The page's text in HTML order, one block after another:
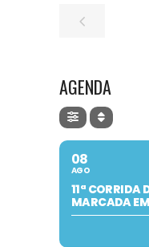
AGENDA
08
AGO
11ª CORRIDA
MARCADA